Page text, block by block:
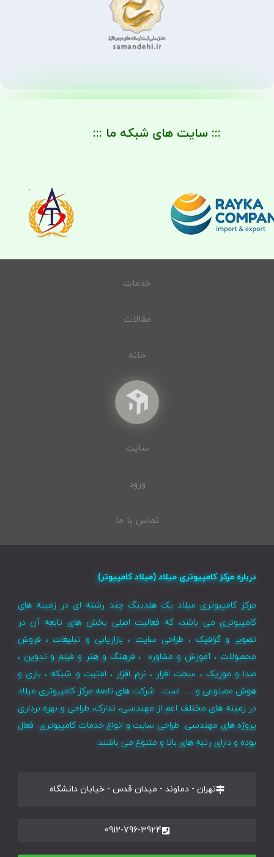
::: سایت های شبکه ما :::
خدمات
مقالات
خانه
سایت
ورود
تماس با ما
درباره مرکز کامپیوتری میلاد (میلاد کامپیوتر)
مرکز کامپیوتری میلاد یک هلدینگ چند رشته ای در زمینه های
کامپیوتری می باشد، که فعالیت اصلی بخش های تابعه آن در
تصویر و گرافیک ، طراحی سایت ، بازاریابی و تبلیغات ، فروش
محصولات ، آموزش و مشاوره ، فرهنگ و هنر و فیلم و تدوین ،
صدا و موزیک ، سخت افزار ، نرم افزار ، امنیت و شبکه ، بازی و
هوش مصنوعی و … است. شرکت های تابعه مرکز کامپیوتری میلاد
در زمینه های مختلف اعم از مهندسی، تدارک، طراحی و بهره برداری
پروژه های مهندسی طراحی سایت و انواع خدمات کامپیوتری فعال
بوده و دارای رتبه های بالا و متنوع می باشند.
تهران - دماوند - میدان قدس - خیابان دانشگاه
0912-796-3924